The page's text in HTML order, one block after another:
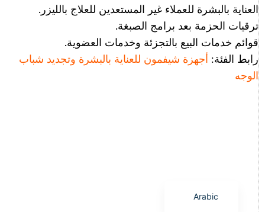
العناية بالبشرة للعملاء غير المستعدين للعلاج بالليزر.
ترقيات الحزمة بعد برامج الصبغة.
قوائم خدمات البيع بالتجزئة وخدمات العضوية.
رابط الفئة:
أجهزة شيفمون للعناية بالبشرة وتجديد شباب
الوجه
Arabic
German
Korean